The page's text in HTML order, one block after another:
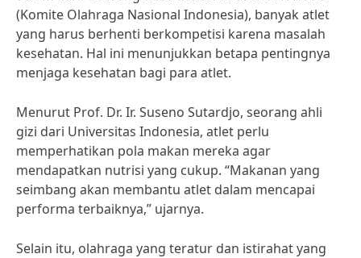
(Komite Olahraga Nasional Indonesia), banyak atlet
yang harus berhenti berkompetisi karena masalah
kesehatan. Hal ini menunjukkan betapa pentingnya
menjaga kesehatan bagi para atlet.
Menurut Prof. Dr. Ir. Suseno Sutardjo, seorang ahli
gizi dari Universitas Indonesia, atlet perlu
memperhatikan pola makan mereka agar
mendapatkan nutrisi yang cukup. “Makanan yang
seimbang akan membantu atlet dalam mencapai
performa terbaiknya,” ujarnya.
Selain itu, olahraga yang teratur dan istirahat yang